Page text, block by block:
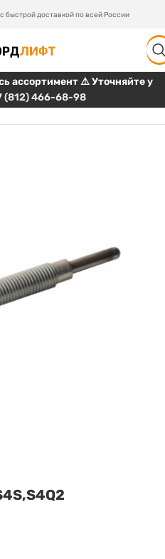
быстрой доставкой по всей России
ассортимент ⚠️ Уточняйте у
(812) 466-68-98